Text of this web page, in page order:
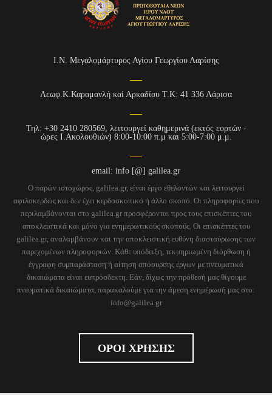
Ι.Ν. Μεγαλομάρτυρος Αγίου Γεωργίου Λαρίσης
Λεωφ.Κ.Καραμανλή καί Αρκαδίου Τ.Κ: 41 336 Λάρισα
Τηλ: +30 2410 280569, λειτουργεί καθημερινά (εκτός εορτών -
ώρες Ι.Ακολουθιών) 8:00-10:00 π.μ και 5:00-7:00 μ.μ.
email: info [@] galilea.gr
Ο παρών ιστοχώρος, galilea.gr, είναι έργο εθελοντών και λειτουργεί
αφιλοκερδώς και δεν έχει κερδοσκοπικό ή άλλο σκοπό. Οι πληροφορίες που
περιλαμβάνονται στο galilea.gr προσφέρονται προς τους επισκέπτες του
αποκλειστικά και μόνο για ενημερωτικούς σκοπούς. Οι επισκέπτες του
galilea.gr, αναλαμβάνουν και την αποκλειστική ευθύνη διασταύρωσης των
παρεχομένων πληροφοριών. Κάθε υπόδειξη, τεκμηριωμένη διόρθωση ή
έγγραφη συμπαράσταση ή αίτηση απόσυρσης έργων με πνευματικά
δικαιώματα είναι ευπρόσδεκτη. Εάν, δίχως την πρόθεσή μας θίγουμε
πνευματικά δικαιώματα, παρακαλούμε για την άμεση ενημέρωσή μας στο:
info@galilea.gr
ΟΡΟΙ ΧΡΗΣΗΣ